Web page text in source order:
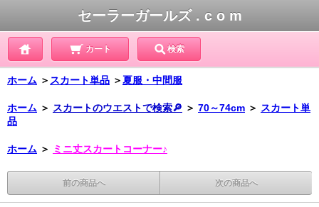
セーラーガールズ . c o m
カート 検索
ホーム ＞ スカート単品 ＞夏服・中間服
ホーム ＞ スカートのウエストで検索🔎 ＞ 70～74cm ＞ スカート単
品
ホーム ＞ ミニ丈スカートコーナー♪
前の商品へ 次の商品へ